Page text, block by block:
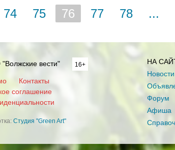
74 75 76 77 78 ...
"Волжские вести" 16+
Контакты
соглашение
Студия "Green Art"
НА
Новости
Форум
Афиша